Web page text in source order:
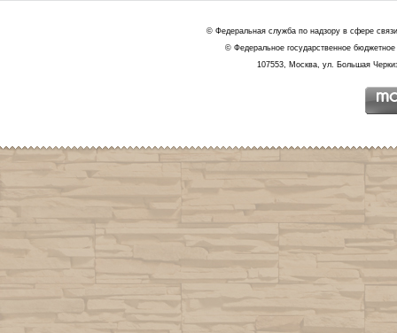
© Федеральная служба по надзору в сфере
© Федеральное государственное
107553, Москва, ул. Большая